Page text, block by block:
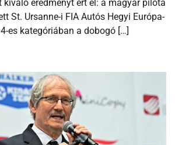
kiváló eredményt ért el: a magyar pilóta
St. Ursanne-i FIA Autós Hegyi Európa-
es kategóriában a dobogó […]